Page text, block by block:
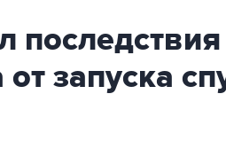
последствия
запуска